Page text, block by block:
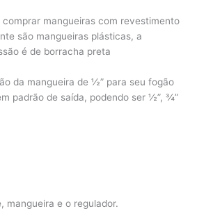
comprar mangueiras com revestimento
são mangueiras plásticas, a
é de borracha preta
da mangueira de ½” para seu fogão
padrão de saída, podendo ser ½”, ¾”
mangueira e o regulador.